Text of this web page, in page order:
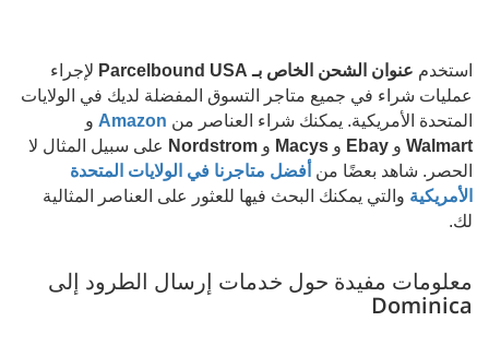
استخدم عنوان الشحن الخاص بـ Parcelbound USA
لإجراء
عمليات شراء في جميع متاجر التسوق المفضلة لديك في الولايات
المتحدة الأمريكية. يمكنك شراء العناصر من Amazon و
Walmart و Ebay و Macys و Nordstrom على سبيل المثال لا
الحصر. شاهد بعضًا من أفضل متاجرنا في الولايات المتحدة
الأمريكية والتي يمكنك البحث فيها للعثور على العناصر المثالية
لك.
معلومات مفيدة حول خدمات إرسال الطرود إلى
Dominica